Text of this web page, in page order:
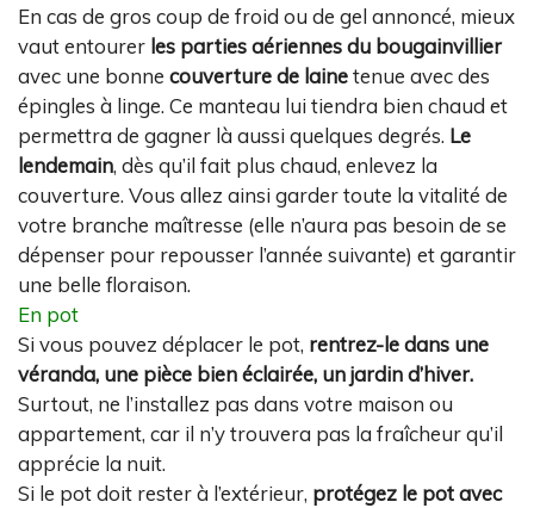
En cas de gros coup de froid ou de gel annoncé, mieux
vaut entourer les parties aériennes du bougainvillier
avec une bonne couverture de lainetenue avec des
épingles à linge. Ce manteau lui tiendra bien chaud et
permettra de gagner là aussi quelques degrés. Le
lendemain, dès qu’il fait plus chaud, enlevez la
couverture. Vous allez ainsi garder toute la vitalité de
votre branche maîtresse (elle n’aura pas besoin de se
dépenser pour repousser l’année suivante) et garantir
une belle floraison.
En pot
Si vous pouvez déplacer le pot, rentrez-le dans une
véranda, une pièce bien éclairée, un jardin d’hiver.
Surtout, ne l’installez pas dans votre maison ou
appartement, car il n’y trouvera pas la fraîcheur qu’il
apprécie la nuit.
Si le pot doit rester à l’extérieur, protégez le pot avec